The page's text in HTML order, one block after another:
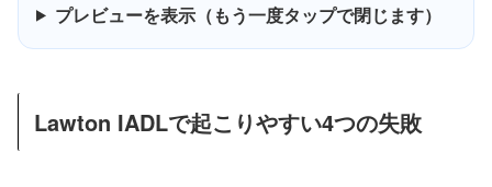
プレビューを表示（もう一度タップで閉じます）
Lawton IADLで起こりやすい4つの失敗